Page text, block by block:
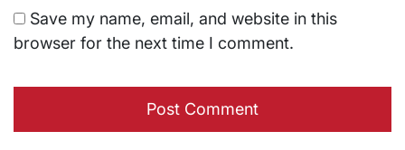
Save my name, email, and website in this
browser for the next time I comment.